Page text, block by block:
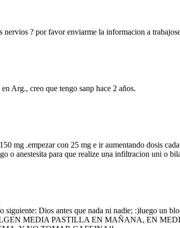
? por favor enviarme la informacion a
Arg., creo que tengo sanp hace 2 años.
mg .empezar con 25 mg e ir aumentando dosis
o anestesita para que realize una infiltracion uni o
siguiente: Dios antes que nada ni nadie; :)luego un
MEDIA PASTILLA EN MAÑANA, EN